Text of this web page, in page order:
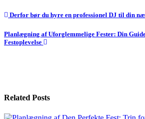
Indlægsnavigation
Derfor bør du hyre en professionel DJ til din
Planlægning af Uforglemmelige Fester: Din
Festoplevelse
Related Posts